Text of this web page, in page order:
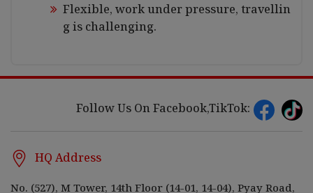
Flexible, work under pressure, travellin
g is challenging.
Follow Us On Facebook,TikTok:
HQ Address
No. (527), M Tower, 14th Floor (14-01, 14-04), Pyay Road,